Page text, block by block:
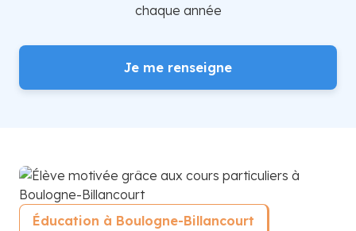
chaque année
Je me renseigne
Éducation à Boulogne-Billancourt